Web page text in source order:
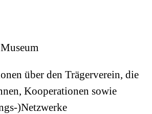
über den Trägerverein, die
Kooperationen sowie
)Netzwerke